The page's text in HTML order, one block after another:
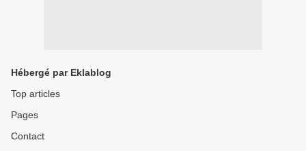
Hébergé par Eklablog
Top articles
Pages
Contact